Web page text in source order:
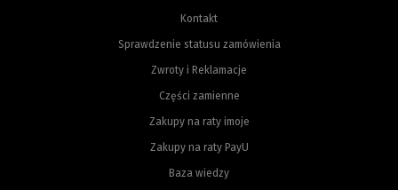
Kontakt
Sprawdzenie statusu zamówienia
Zwroty i Reklamacje
Części zamienne
Zakupy na raty imoje
Zakupy na raty PayU
Baza wiedzy